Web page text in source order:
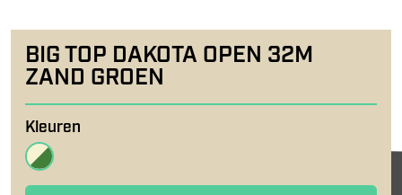
BIG TOP DAKOTA OPEN 32M
ZAND GROEN
Kleuren